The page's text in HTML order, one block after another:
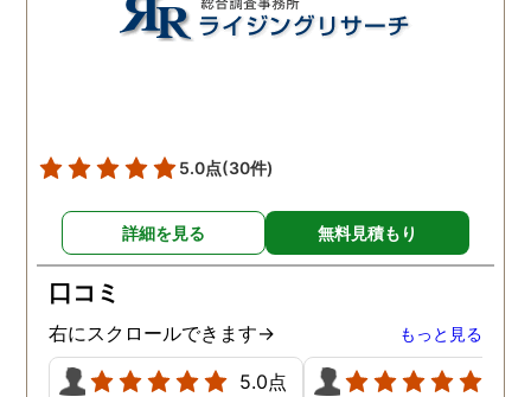
5.0点(30件)
詳細を見る 無料見積もり
口コミ
右にスクロールできます→ もっと見る
5.0点